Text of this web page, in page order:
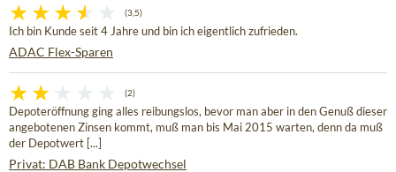
(3,5)
Ich bin Kunde seit 4 Jahre und bin ich eigentlich zufrieden.
ADAC Flex-Sparen
(2)
Depoteröffnung ging alles reibungslos, bevor man aber in den Genuß dieser
angebotenen Zinsen kommt, muß man bis Mai 2015 warten, denn da muß
der Depotwert [...]
Privat: DAB Bank Depotwechsel